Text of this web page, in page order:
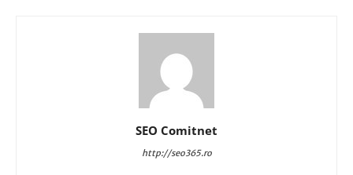
SEO Comitnet
http://seo365.ro